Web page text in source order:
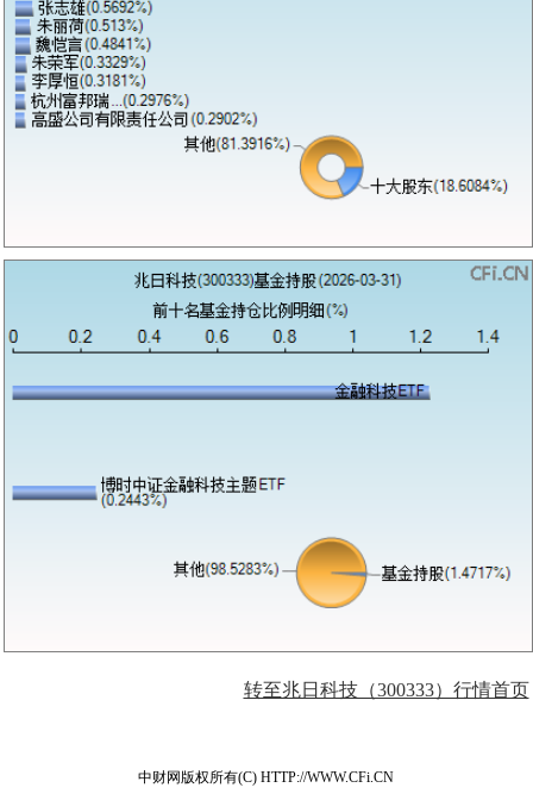
转至兆日科技（300333）行情首页
中财网版权所有(C) HTTP://WWW.CFi.CN